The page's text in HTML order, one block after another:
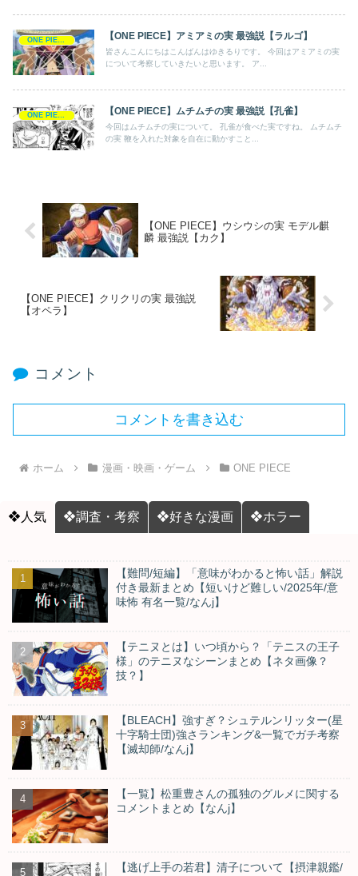
ONE PIECE 【ONE PIECE】アミアミの実 最強説【ラルゴ】
皆さんこんにちはこんばんはゆきるりです。 今回はアミアミの実
について考察していきたいと思います。 ア...
ONE PIECE 【ONE PIECE】ムチムチの実 最強説【孔雀】
今回はムチムチの実について。 孔雀が食べた実ですね。 ムチムチ
の実 鞭を入れた対象を自在に動かすこと...
【ONE PIECE】ウシウシの実 モデル麒
麟 最強説【カク】
【ONE PIECE】クリクリの実 最強説
【オペラ】
コメント
コメントを書き込む
ホーム 漫画・映画・ゲーム ONE PIECE
❖人気 ❖調査・考察 ❖好きな漫画 ❖ホラー
【難問/短編】「意味がわかると怖い話」解説
付き最新まとめ【短いけど難しい/2025年/意
味怖 有名一覧/なんj】
【テニヌとは】いつ頃から？「テニスの王子
様」のテニヌなシーンまとめ【ネタ画像？
技？】
【BLEACH】強すぎ？シュテルンリッター(星
十字騎士団)強さランキング&一覧でガチ考察
【滅却師/なんj】
【一覧】松重豊さんの孤独のグルメに関する
コメントまとめ【なんj】
【逃げ上手の若君】清子について【摂津親鑑/